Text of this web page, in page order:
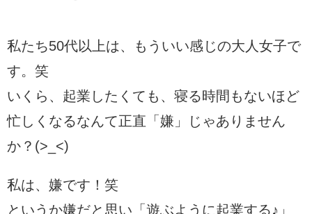
私たち50代以上は、もういい感じの大人女子で
す。笑
いくら、起業したくても、寝る時間もないほど
忙しくなるなんて正直「嫌」じゃありません
か？(>_<)
私は、嫌です！笑
というか嫌だと思い「遊ぶように起業する♪」